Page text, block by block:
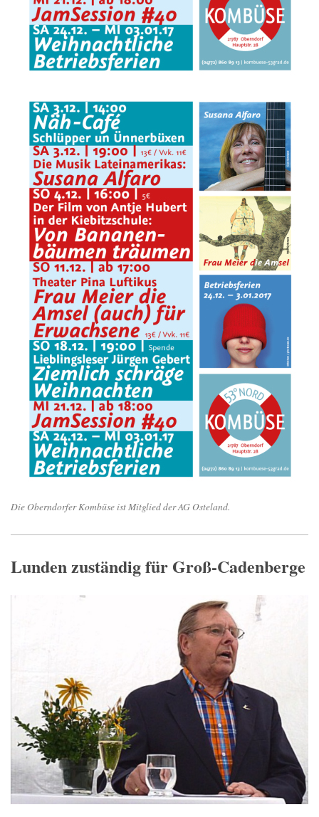
Die Oberndorfer Kombüse ist Mitglied der AG Osteland.
Lunden zuständig für Groß-Cadenberge